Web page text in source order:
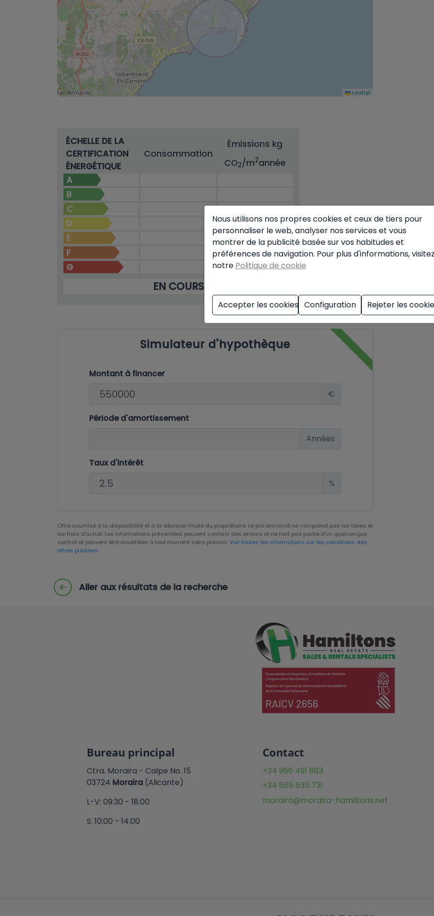
Leaflet
ÉCHELLE DE LA
CERTIFICATION
ÉNERGÉTIQUE
Consommation
Émissions kg
CO2/m2année
A
B
C
D
E
F
G
EN COURS
Simulateur d'hypothèque
Montant à financer
€
Période d'amortissement
Années
Taux d'intérêt
%
Offre soumise à la disponibilité et à la décision finale du propriétaire. Le prix annoncé ne comprend pas les taxes et
les frais d'achat. Les informations présentées peuvent contenir des erreurs et ne font pas partie d'un quelconque
contrat et peuvent être modifiées à tout moment sans préavis.Voir toutes les informations sur les conditions des
offres publiées.
Aller aux résultats de la recherche
Bureau principal
Ctra. Moraira - Calpe No. 15
03724 Moraira (Alicante)
L-V: 09:30 - 18:00
S: 10:00 - 14:00
Contact
+34 966 491 883
+34 665 635 731
moraira@moraira-hamiltons.net
Nous utilisons nos propres cookies et ceux de tiers pour
personnaliser le web, analyser nos services et vous
montrer de la publicité basée sur vos habitudes et
préférences de navigation. Pour plus d'informations,
notre Politique de cookie
Accepter les cookies Configuration Rejeter les